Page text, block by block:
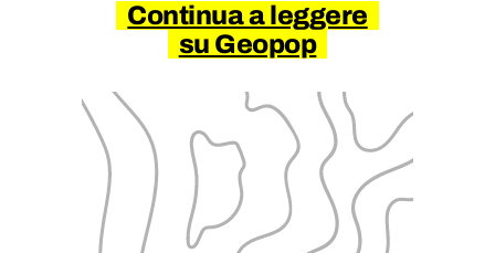
Continua a leggere
su Geopop